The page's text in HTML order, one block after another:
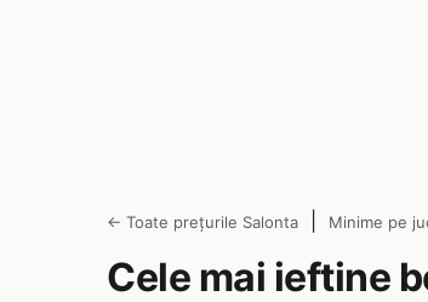
← Toate prețurile Salonta Minime pe
Cele mai ieftine